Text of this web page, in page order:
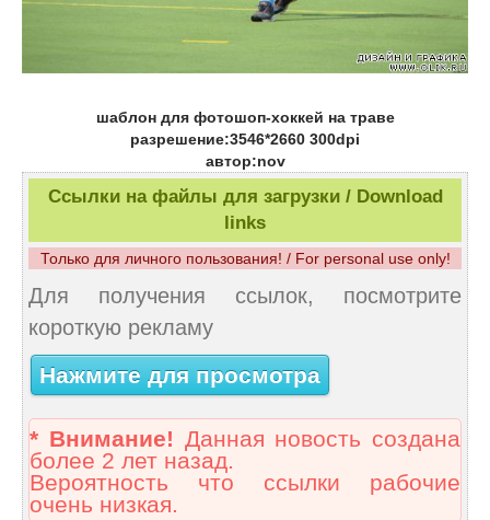
шаблон для фотошоп-хоккей на траве
разрешение:3546*2660 300dpi
автор:nov
Ссылки на файлы для загрузки / Download
links
Только для личного пользования! / For personal use only!
Для получения ссылок, посмотрите
короткую рекламу
Нажмите для просмотра
* Внимание! Данная новость создана
более 2 лет назад.
Вероятность что ссылки рабочие
очень низкая.